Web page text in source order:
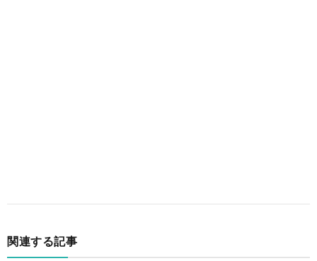
関連する記事